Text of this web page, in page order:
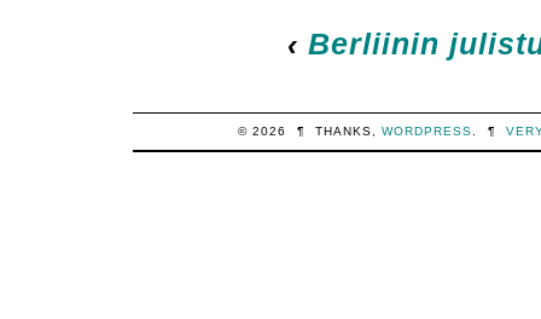
‹ Berliinin
© 2026 ¶ THANKS, WORDPRESS. ¶